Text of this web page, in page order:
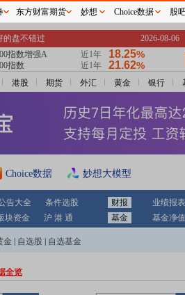
港股 期货 外汇 黄金 银行
Choice数据 妙想大模型
告大全 条件选股 财报 业绩报表
块资金 沪 港 通 基金 基金净值
金 自选股 自选基金
全览
东方财富期货 妙想 Choice数据 股